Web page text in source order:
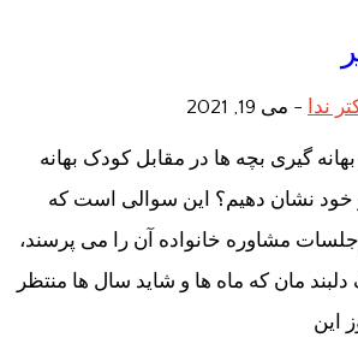
ندا - می 19, 2021
گیری بچه ها در مقابل کودک بهانه
خود نشان دهیم؟ این سوالی است که
جلسات مشاوره خانواده آن را می پرسند،
مان که ماه ها و شاید سال ها منتظر
این